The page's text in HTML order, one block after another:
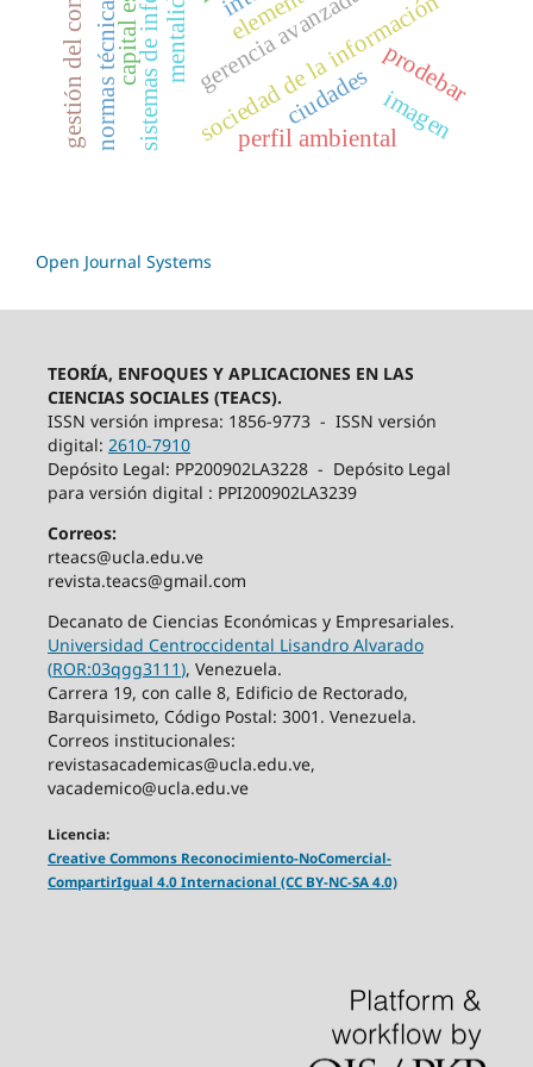
gerencia avanzada
sociedad de la información
perfil ambiental
prodebar
ciudades imagen
Open Journal Systems
TEORÍA, ENFOQUES Y APLICACIONES EN LAS
CIENCIAS SOCIALES (TEACS).
ISSN versión impresa: 1856-9773 - ISSN versión
digital: 2610-7910
Depósito Legal: PP200902LA3228 - Depósito Legal
para versión digital : PPI200902LA3239
Correos:
rteacs@ucla.edu.ve
revista.teacs@gmail.com
Decanato de Ciencias Económicas y Empresariales.
Universidad Centroccidental Lisandro Alvarado
(ROR:03qgg3111), Venezuela.
Carrera 19, con calle 8, Edificio de Rectorado,
Barquisimeto, Código Postal: 3001. Venezuela.
Correos institucionales:
revistasacademicas@ucla.edu.ve,
vacademico@ucla.edu.ve
Licencia:
Creative Commons Reconocimiento-NoComercial-
CompartirIgual 4.0 Internacional (CC BY-NC-SA 4.0)